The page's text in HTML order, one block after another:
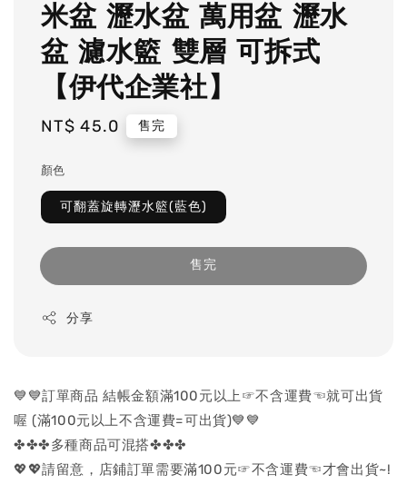
米盆 瀝水盆 萬用盆 瀝水
盆 濾水籃 雙層 可拆式
【伊代企業社】
Regular
NT$ 45.0 售完
顏色
可翻蓋旋轉瀝水籃(藍色)
售完
分享
💙💙訂單商品 結帳金額滿100元以上☞不含運費☜就可出貨
喔 (滿100元以上不含運費=可出貨)💙💙
✤✤✤多種商品可混搭✤✤✤
💖💖請留意，店鋪訂單需要滿100元☞不含運費☜才會出貨~!